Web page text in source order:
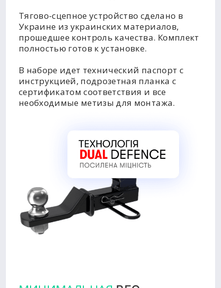
Тягово-сцепное устройство сделано в
Украине из украинских материалов,
прошедшее контроль качества. Комплект
полностью готов к установке.
В наборе идет технический паспорт с
инструкцией, подрозетная планка с
сертификатом соответствия и все
необходимые метизы для монтажа.